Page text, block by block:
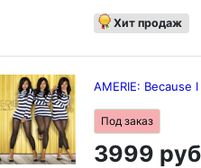
Хит продаж
AMERIE: Because
Под заказ
3999